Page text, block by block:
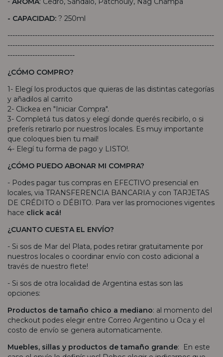
- CAPACIDAD: ? 250ml
-----------------------------------------------------------------------------------
-----------------------------------------------------------------------------------
---------------------------
¿CÓMO COMPRO?
1- Elegí los productos que quieras de las distintas categorías
y añadilos al carrito
2- Clickea en "Iniciar Compra".
3- Completá tus datos y elegí donde querés recibirlo, o si
preferís retirarlo por nuestros locales. Es muy importante
que coloques bien tu mail!
4- Elegí tu forma de pago y LISTO!.
¿CÓMO PUEDO ABONAR MI COMPRA?
- Podes pagar tus compras en EFECTIVO presencial en
locales, via TRANSFERENCIA BANCARIA y con TARJETAS
DE CRÉDITO o DÉBITO. Para ver las promociones vigentes
hace click acá!
¿CUANTO CUESTA EL ENVÍO?
- Si sos de Mar del Plata, podes retirar gratuitamente por
nuestros locales o coordinar envío con costo adicional a
través de nuestro flete!
- Si sos de otra localidad de Argentina estas son las
opciones:
Productos de tamaño chico a mediano: al momento del
checkout podes elegir entre Correo Argentino u Oca y el
costo de envío se genera automaticamente.
Muebles, sillas y productos de tamaño grande: En este